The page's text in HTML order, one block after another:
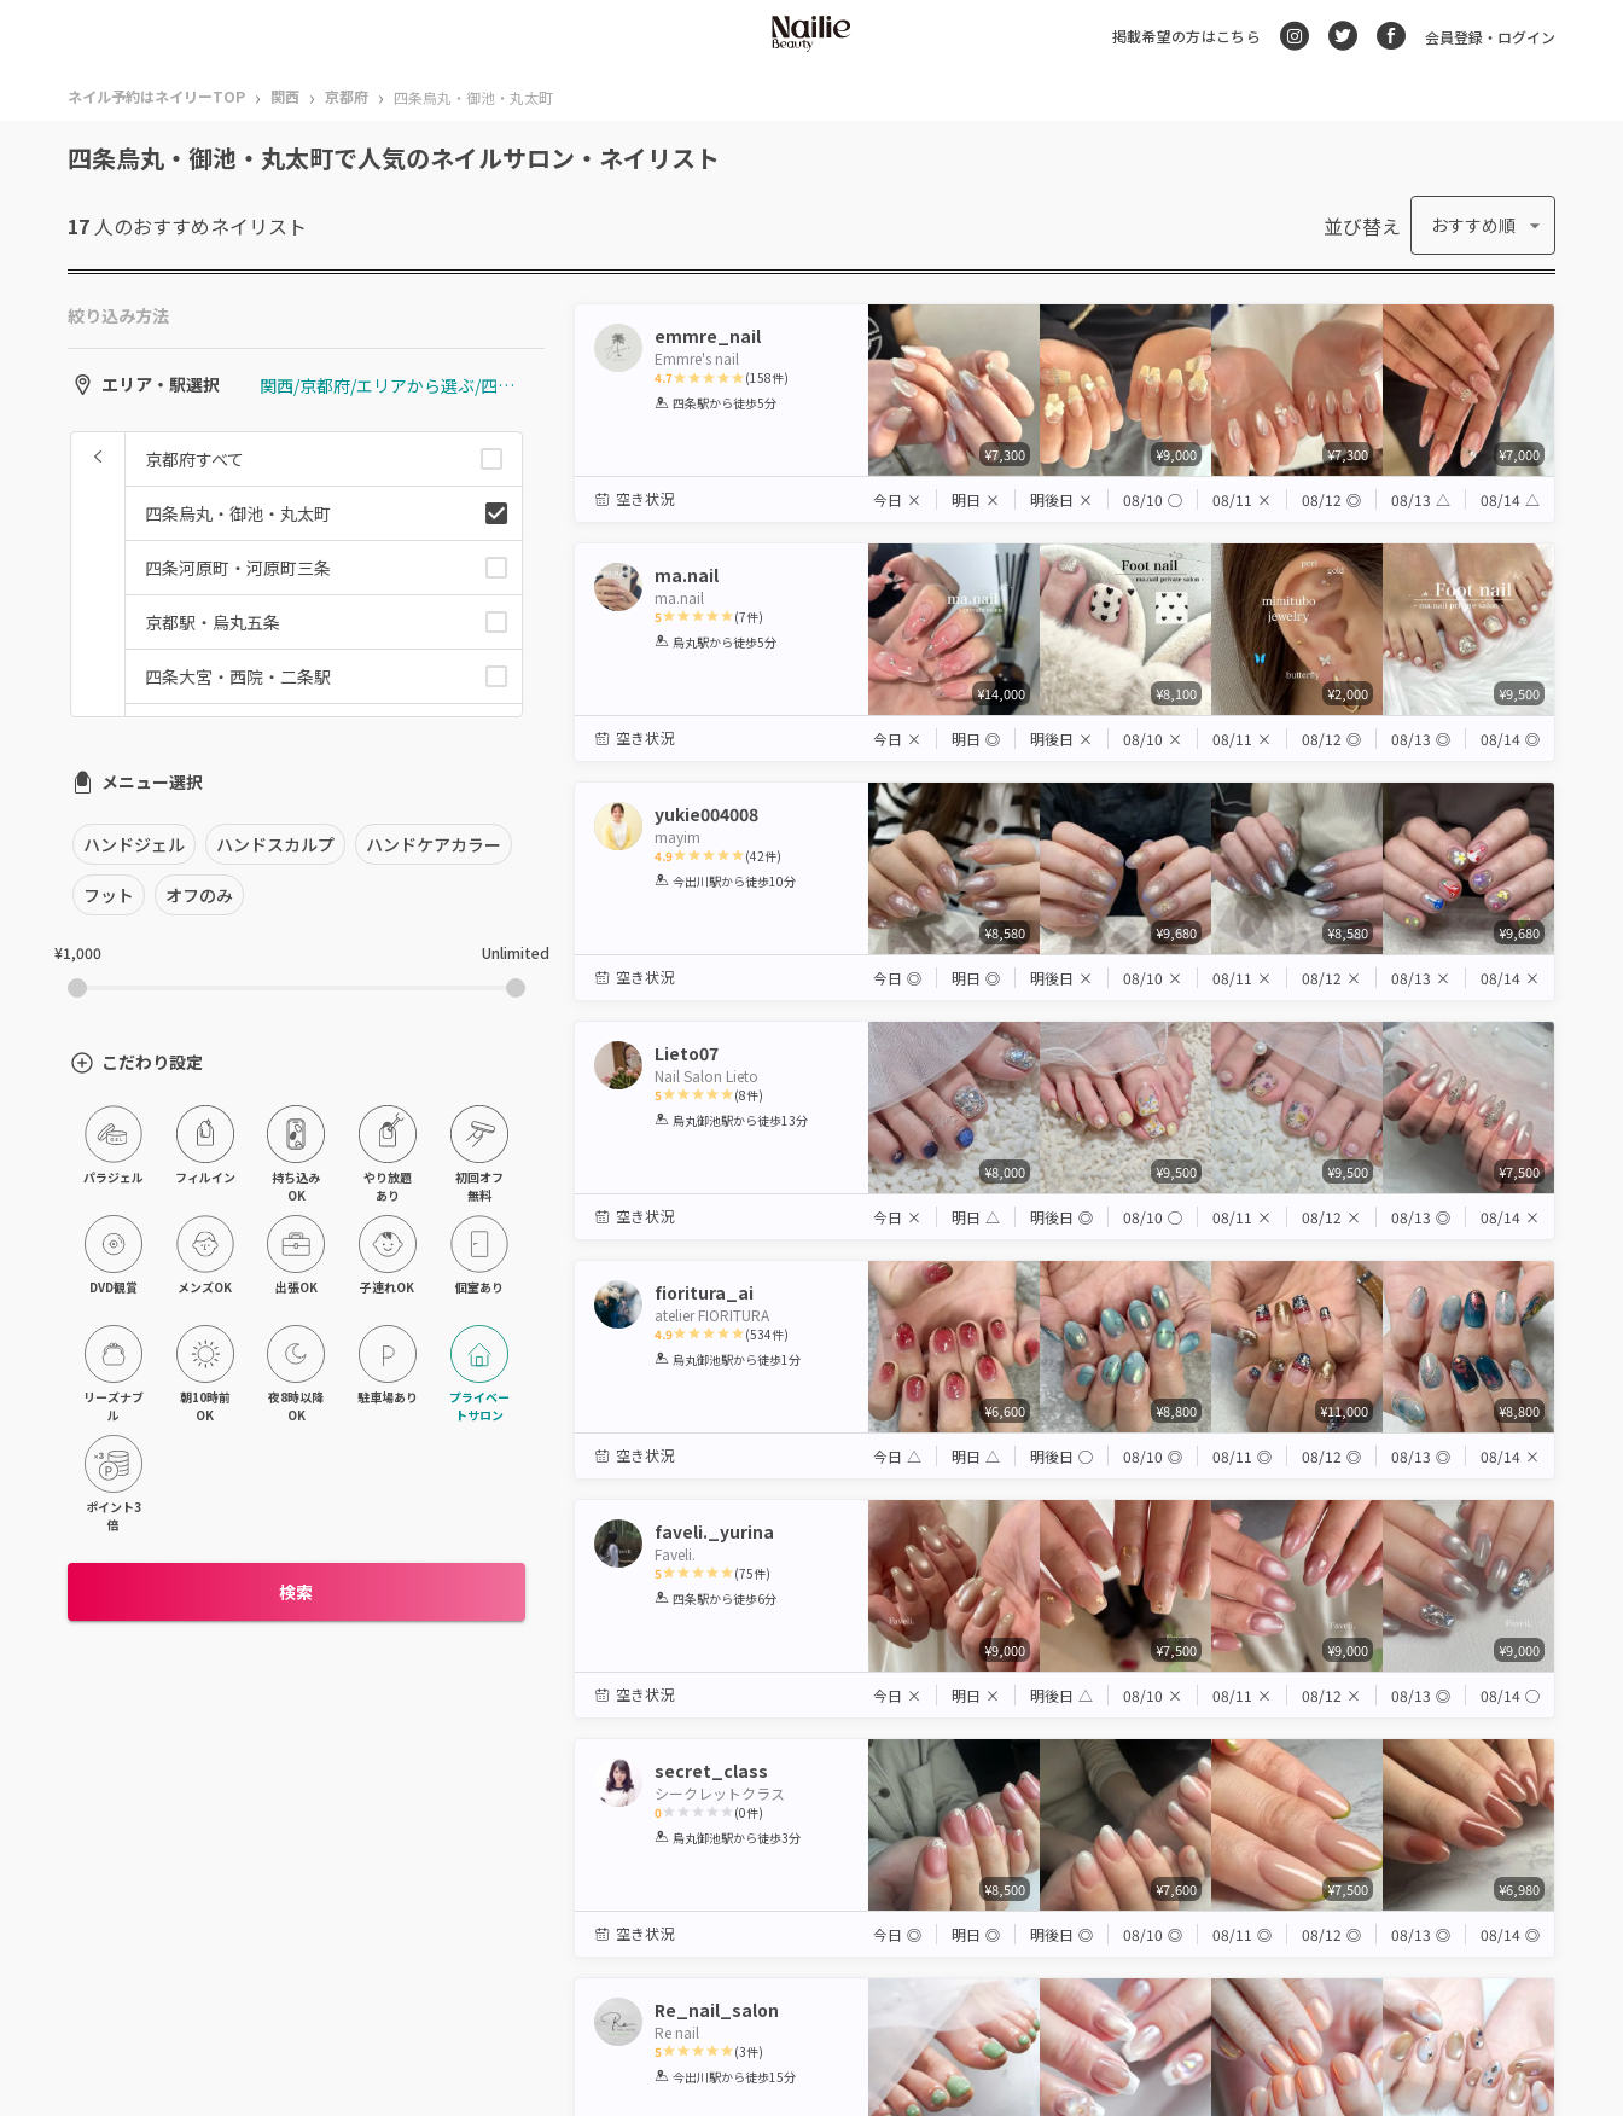
掲載希望の方はこちら 会員登録・ログイン
ネイル予約はネイリーTOP › 関西 › 京都府 › 四条烏丸・御池・丸太町
四条烏丸・御池・丸太町で人気のネイルサロン・ネイリスト
17 人のおすすめネイリスト 並び替え おすすめ順
絞り込み方法
エリア・駅選択 関西/京都府/エリアから選ぶ/四条烏丸・御池・丸太町
京都府すべて
四条烏丸・御池・丸太町
四条河原町・河原町三条
京都駅・烏丸五条
四条大宮・西院・二条駅
上京区・左京区・北区
山科・東山
南区・伏見
亀岡・福知山・舞鶴
木津・精華町
メニュー選択
ハンドジェル ハンドスカルプ ハンドケアカラー
フット オフのみ
¥1,000 Unlimited
こだわり設定
パラジェル フィルイン
持ち込み
OK
やり放題
あり
初回オフ
無料
DVD観賞 メンズOK 出張OK 子連れOK 個室あり
リーズナブ
ル
朝10時前
OK
夜8時以降
OK
駐車場あり
プライベー
トサロン
ポイント3
倍
検索
emmre_nail
Emmre's nail
4.7
1 2 3 4 5
(158件)
四条駅から徒歩5分
¥7,300 ¥9,000 ¥7,300 ¥7,000
空き状況 今日 × 明日 × 明後日 × 08/10 ◯ 08/11 × 08/12 ◎ 08/13 △ 08/14 △
ma.nail
ma.nail
5
1 2 3 4 5
(7件)
烏丸駅から徒歩5分
¥14,000 ¥8,100 ¥2,000 ¥9,500
空き状況 今日 × 明日 ◎ 明後日 × 08/10 × 08/11 × 08/12 ◎ 08/13 ◎ 08/14 ◎
yukie004008
mayim
4.9
1 2 3 4 5
(42件)
今出川駅から徒歩10分
¥8,580 ¥9,680 ¥8,580 ¥9,680
空き状況 今日 ◎ 明日 ◎ 明後日 × 08/10 × 08/11 × 08/12 × 08/13 × 08/14 ×
Lieto07
Nail Salon Lieto
5
1 2 3 4 5
(8件)
烏丸御池駅から徒歩13分
¥8,000 ¥9,500 ¥9,500 ¥7,500
空き状況 今日 × 明日 △ 明後日 ◎ 08/10 ◯ 08/11 × 08/12 × 08/13 ◎ 08/14 ×
fioritura_ai
atelier FIORITURA
4.9
1 2 3 4 5
(534件)
烏丸御池駅から徒歩1分
¥6,600 ¥8,800 ¥11,000 ¥8,800
空き状況 今日 △ 明日 △ 明後日 ◯ 08/10 ◎ 08/11 ◎ 08/12 ◎ 08/13 ◎ 08/14 ×
faveli._yurina
Faveli.
5
1 2 3 4 5
(75件)
四条駅から徒歩6分
¥9,000 ¥7,500 ¥9,000 ¥9,000
空き状況 今日 × 明日 × 明後日 △ 08/10 × 08/11 × 08/12 × 08/13 ◎ 08/14 ◯
secret_class
シークレットクラス
0
1 2 3 4 5
(0件)
烏丸御池駅から徒歩3分
¥8,500 ¥7,600 ¥7,500 ¥6,980
空き状況 今日 ◎ 明日 ◎ 明後日 ◎ 08/10 ◎ 08/11 ◎ 08/12 ◎ 08/13 ◎ 08/14 ◎
Re_nail_salon
Re nail
5
1 2 3 4 5
(3件)
今出川駅から徒歩15分